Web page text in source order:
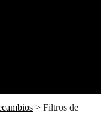
> Filtros de